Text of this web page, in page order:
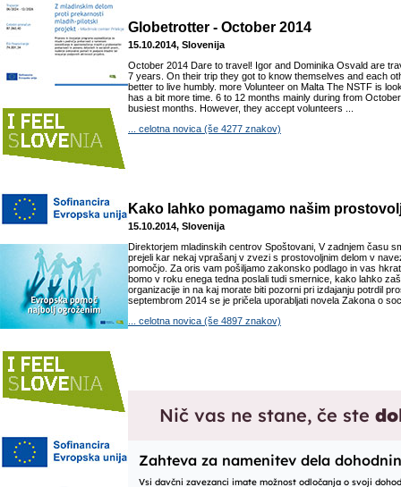
Globetrotter - October 2014
15.10.2014, Slovenija
October 2014 Dare to travel! Igor and Dominika Osvald are
7 years. On their trip they got to know themselves and each
better to live humbly. more Volunteer on Malta The NSTF is
has a bit more time. 6 to 12 months mainly during from
busiest months. However, they accept volunteers ...
... celotna novica (še 4277 znakov)
Kako lahko pomagamo našim
15.10.2014, Slovenija
Direktorjem mladinskih centrov Spoštovani, V zadnjem času
prejeli kar nekaj vprašanj v zvezi s prostovoljnim delom v
pomočjo. Za oris vam pošiljamo zakonsko podlago in vas
bomo v roku enega tedna poslali tudi smernice, kako lahko
organizacije in na kaj morate biti pozorni pri izdajanju potrdil
septembrom 2014 se je pričela uporabljati novela Zakona o
... celotna novica (še 4897 znakov)